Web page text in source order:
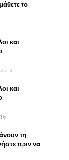
το
και
και
τη
πριν να